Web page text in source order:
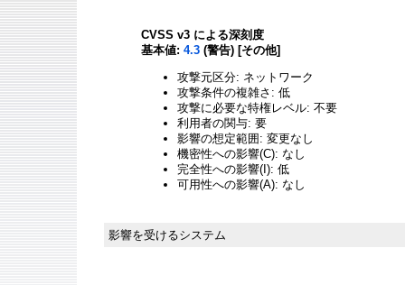
CVSS v3 による深刻度
基本値: 4.3 (警告) [その他]
攻撃元区分: ネットワーク
攻撃条件の複雑さ: 低
攻撃に必要な特権レベル: 不要
利用者の関与: 要
影響の想定範囲: 変更なし
機密性への影響(C): なし
完全性への影響(I): 低
可用性への影響(A): なし
影響を受けるシステム